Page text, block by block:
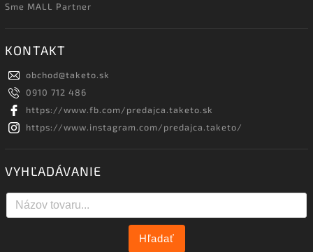
Sme MALL Partner
KONTAKT
obchod@taketo.sk
0910 712 486
https://www.fb.com/predajca.taketo.sk
https://www.instagram.com/predajca.taketo/
VYHĽADÁVANIE
Hľadať